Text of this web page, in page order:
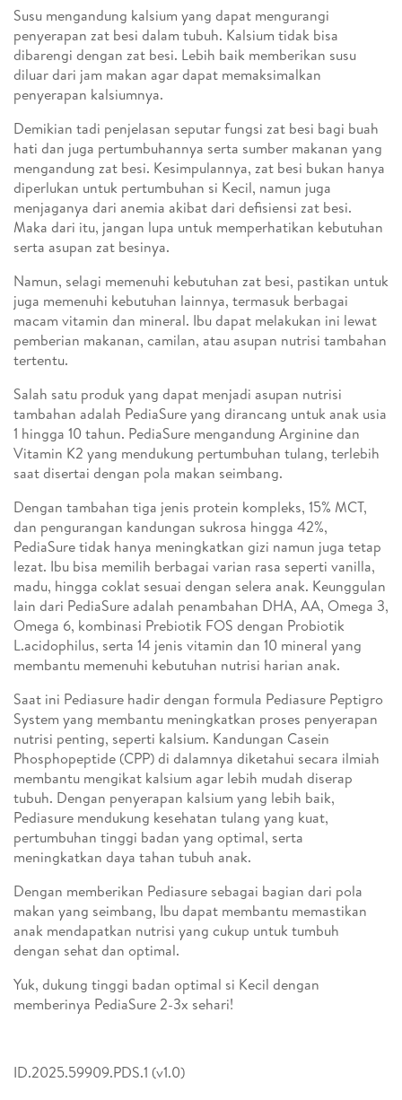
Susu mengandung kalsium yang dapat mengurangi
penyerapan zat besi dalam tubuh. Kalsium tidak bisa
dibarengi dengan zat besi. Lebih baik memberikan susu
diluar dari jam makan agar dapat memaksimalkan
penyerapan kalsiumnya.
Demikian tadi penjelasan seputar fungsi zat besi bagi buah
hati dan juga pertumbuhannya serta sumber makanan yang
mengandung zat besi. Kesimpulannya, zat besi bukan hanya
diperlukan untuk pertumbuhan si Kecil, namun juga
menjaganya dari anemia akibat dari defisiensi zat besi.
Maka dari itu, jangan lupa untuk memperhatikan kebutuhan
serta asupan zat besinya.
Namun, selagi memenuhi kebutuhan zat besi, pastikan untuk
juga memenuhi kebutuhan lainnya, termasuk berbagai
macam vitamin dan mineral. Ibu dapat melakukan ini lewat
pemberian makanan, camilan, atau asupan nutrisi tambahan
tertentu.
Salah satu produk yang dapat menjadi asupan nutrisi
tambahan adalah PediaSure yang dirancang untuk anak usia
1 hingga 10 tahun. PediaSure mengandung Arginine dan
Vitamin K2 yang mendukung pertumbuhan tulang, terlebih
saat disertai dengan pola makan seimbang.
Dengan tambahan tiga jenis protein kompleks, 15% MCT,
dan pengurangan kandungan sukrosa hingga 42%,
PediaSure tidak hanya meningkatkan gizi namun juga tetap
lezat. Ibu bisa memilih berbagai varian rasa seperti vanilla,
madu, hingga coklat sesuai dengan selera anak. Keunggulan
lain dari PediaSure adalah penambahan DHA, AA, Omega 3,
Omega 6, kombinasi Prebiotik FOS dengan Probiotik
L.acidophilus, serta 14 jenis vitamin dan 10 mineral yang
membantu memenuhi kebutuhan nutrisi harian anak.
Saat ini Pediasure hadir dengan formula Pediasure Peptigro
System yang membantu meningkatkan proses penyerapan
nutrisi penting, seperti kalsium. Kandungan Casein
Phosphopeptide (CPP) di dalamnya diketahui secara ilmiah
membantu mengikat kalsium agar lebih mudah diserap
tubuh. Dengan penyerapan kalsium yang lebih baik,
Pediasure mendukung kesehatan tulang yang kuat,
pertumbuhan tinggi badan yang optimal, serta
meningkatkan daya tahan tubuh anak.
Dengan memberikan Pediasure sebagai bagian dari pola
makan yang seimbang, Ibu dapat membantu memastikan
anak mendapatkan nutrisi yang cukup untuk tumbuh
dengan sehat dan optimal.
Yuk, dukung tinggi badan optimal si Kecil dengan
memberinya PediaSure 2-3x sehari!
ID.2025.59909.PDS.1 (v1.0)